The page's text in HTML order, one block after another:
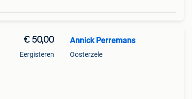
€ 50,00
Eergisteren
Annick Perremans
Oosterzele